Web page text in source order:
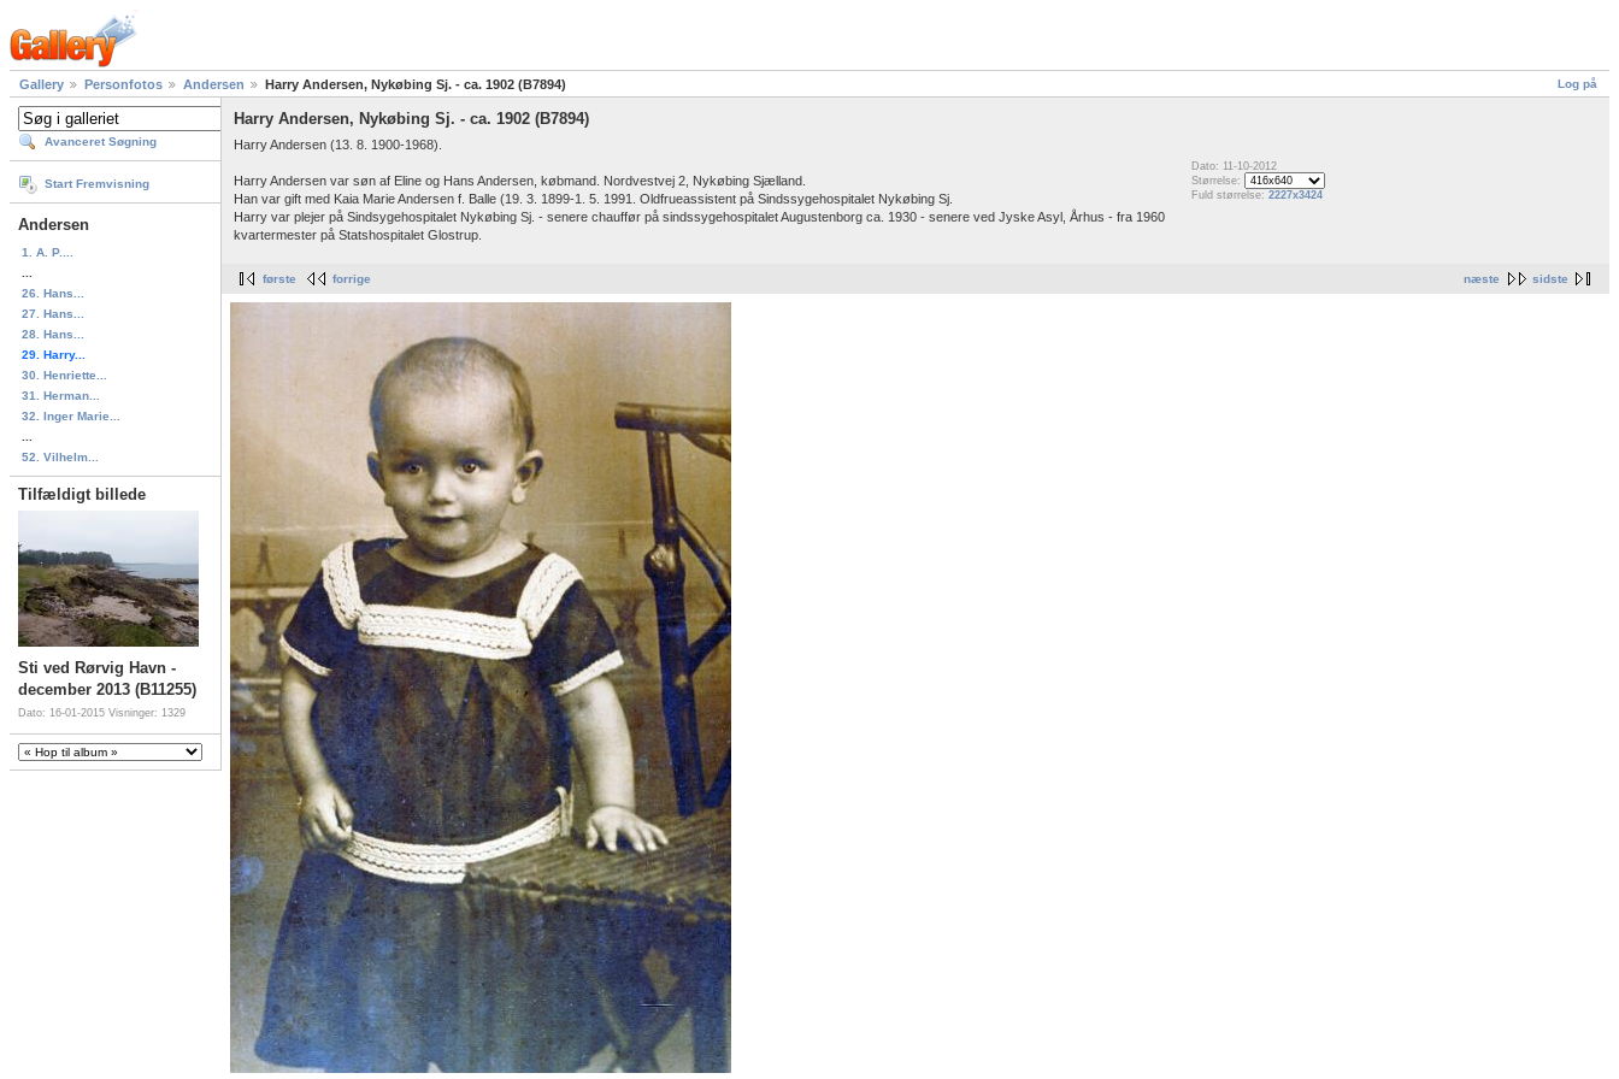
Log på
Gallery Personfotos Andersen Harry Andersen, Nykøbing Sj. - ca. 1902 (B7894)
Avanceret Søgning
Start Fremvisning
Andersen
1. A. P....
26. Hans...
27. Hans...
28. Hans...
29. Harry...
30. Henriette...
31. Herman...
32. Inger Marie...
52. Vilhelm...
Tilfældigt billede
Sti ved Rørvig Havn -
december 2013 (B11255)
Dato: 16-01-2015 Visninger: 1329
Harry Andersen, Nykøbing Sj. - ca. 1902 (B7894)
Harry Andersen (13. 8. 1900-1968).
Harry Andersen var søn af Eline og Hans Andersen, købmand. Nordvestvej 2, Nykøbing Sjælland.
Han var gift med Kaia Marie Andersen f. Balle (19. 3. 1899-1. 5. 1991. Oldfrueassistent på Sindssygehospitalet Nykøbing Sj.
Harry var plejer på Sindsygehospitalet Nykøbing Sj. - senere chauffør på sindssygehospitalet Augustenborg ca. 1930 - senere ved Jyske Asyl, Århus - fra 1960
kvartermester på Statshospitalet Glostrup.
Dato: 11-10-2012
Størrelse:
Fuld størrelse: 2227x3424
næste sidste
første forrige